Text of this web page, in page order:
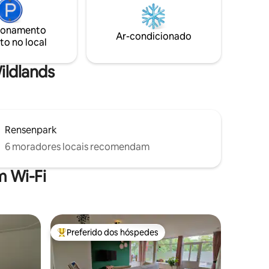
de
está com menos? Em seguida, envie uma
mensagem antes de fazer uma reserva.
Limpeza final a um custo adicional, se
no local
Ar-condicionado
Rensenpark
6 moradores locais recomendam
Wi-Fi
hóspedes Entre os melhores preferidos dos hóspedes
Preferido dos hóspedes